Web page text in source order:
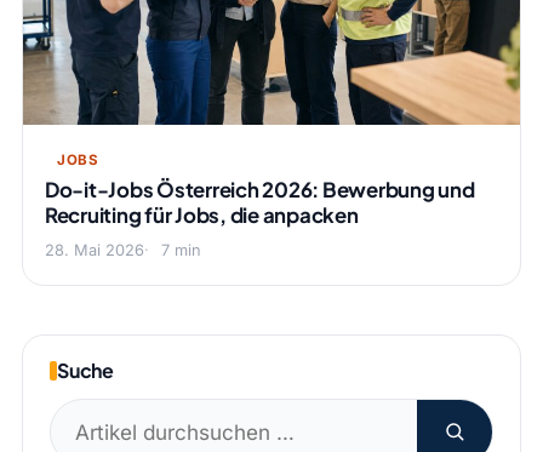
JOBS
Do-it-Jobs Österreich 2026: Bewerbung und
Recruiting für Jobs, die anpacken
28. Mai 2026 7 min
Suche
Suchen